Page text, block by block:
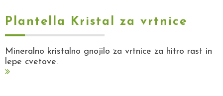
Plantella Kristal za vrtnice
Mineralno kristalno gnojilo za vrtnice za hitro rast in
lepe cvetove.